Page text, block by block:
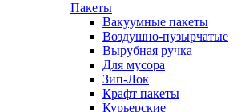
Пакеты
Вакуумные пакеты
Воздушно-пузырчатые
Вырубная ручка
Для мусора
Зип-Лок
Крафт пакеты
Курьерские